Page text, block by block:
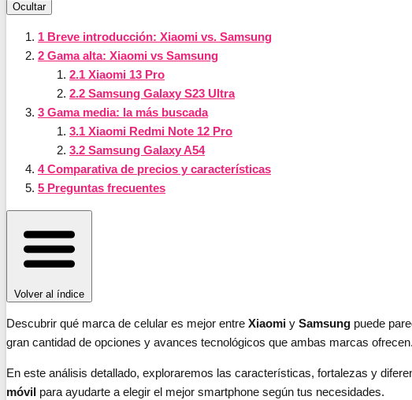
Ocultar
1 Breve introducción: Xiaomi vs. Samsung
2 Gama alta: Xiaomi vs Samsung
2.1 Xiaomi 13 Pro
2.2 Samsung Galaxy S23 Ultra
3 Gama media: la más buscada
3.1 Xiaomi Redmi Note 12 Pro
3.2 Samsung Galaxy A54
4Comparativa de precios y características
5 Preguntas frecuentes
Volver al índice
Descubrir qué marca de celular es mejor entre Xiaomi y Samsung puede
gran cantidad de opciones y avances tecnológicos que ambas marcas ofrecen.
En este análisis detallado, exploraremos las características, fortalezas y
móvil para ayudarte a elegir el mejor smartphone según tus necesidades.